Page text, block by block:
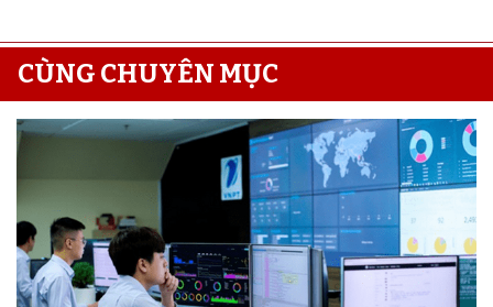
CÙNG CHUYÊN MỤC